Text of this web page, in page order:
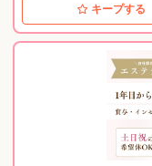
はもちろん、専任トレ
ューをじっくり習得。さ
ル…全技術の習得を目指
ロ”を目指せる環境が整っています。 《カー
やリンパマッサージと
イナマッサージ」を提供
持ちいい”だけでなく、お悩み
室スイート仕様の非日
店舗は、受付から施術
キープする